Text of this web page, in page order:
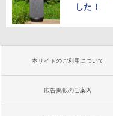
した！
本サイトのご利用について
広告掲載のご案内